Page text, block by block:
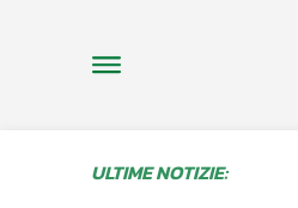
ULTIME NOTIZIE: